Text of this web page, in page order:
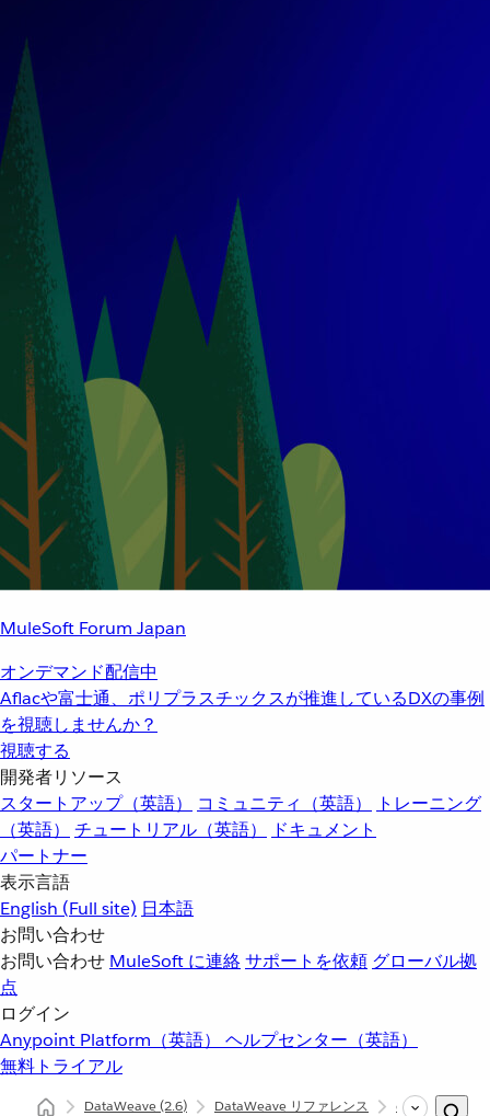
MuleSoft Forum Japan
オンデマンド配信中
Aflacや富士通、ポリプラスチックスが推進しているDXの事例
を視聴しませんか？
視聴する
開発者リソース
スタートアップ（英語）
コミュニティ（英語）
トレーニング
（英語）
チュートリアル（英語）
ドキュメント
パートナー
表示言語
English (Full site) 日本語
お問い合わせ
お問い合わせ MuleSoft に連絡サポートを依頼 グローバル拠
点
ログイン
Anypoint Platform（英語） ヘルプセンター（英語）
無料トライアル
DataWeave(2.6) DataWeave リファレンス